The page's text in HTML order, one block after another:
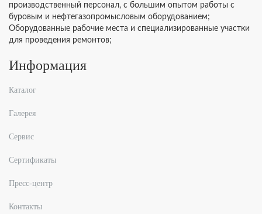
производственный персонал, с большим опытом работы с
буровым и нефтегазопромысловым оборудованием;
Оборудованные рабочие места и специализированные участки
для проведения ремонтов;
Информация
Каталог
Галерея
Сервис
Сертификаты
Пресс-центр
Контакты